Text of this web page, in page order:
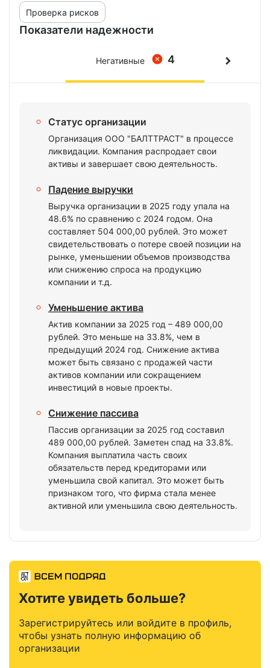
Показатели надежности
Проверка рисков
4
Негативные
Статус организации
Организация ООО "БАЛТТРАСТ" в процессе
ликвидации. Компания распродает свои
активы и завершает свою деятельность.
Падение выручки
Выручка организации в 2025 году упала на
48.6% по сравнению с 2024 годом. Она
составляет 504 000,00 рублей. Это может
свидетельствовать о потере своей позиции на
рынке, уменьшении объемов производства
или снижению спроса на продукцию
компании и т.д.
Уменьшение актива
Актив компании за 2025 год – 489 000,00
рублей. Это меньше на 33.8%, чем в
предыдущий 2024 год. Снижение актива
может быть связано с продажей части
активов компании или сокращением
инвестиций в новые проекты.
Снижение пассива
Пассив организации за 2025 год составил
489 000,00 рублей. Заметен спад на 33.8%.
Компания выплатила часть своих
обязательств перед кредиторами или
уменьшила свой капитал. Это может быть
признаком того, что фирма стала менее
активной или уменьшила свою деятельность.
Хотите увидеть больше?
Зарегистрируйтесь или войдите в профиль,
чтобы узнать полную информацию об
организации